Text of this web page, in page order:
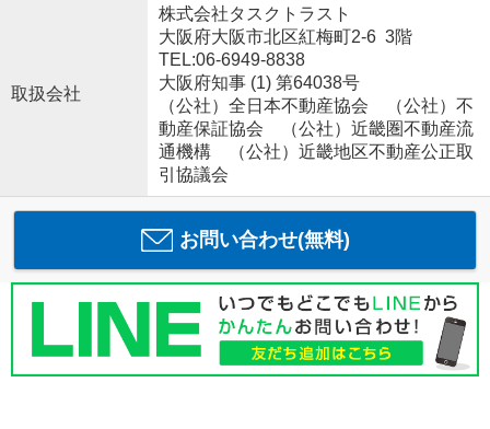
取扱会社
株式会社タスクトラスト
大阪府大阪市北区紅梅町2-6 3階
TEL:06-6949-8838
大阪府知事 (1) 第64038号
（公社）全日本不動産協会 （公社）不
動産保証協会 （公社）近畿圏不動産流
通機構 （公社）近畿地区不動産公正取
引協議会
お問い合わせ(無料)